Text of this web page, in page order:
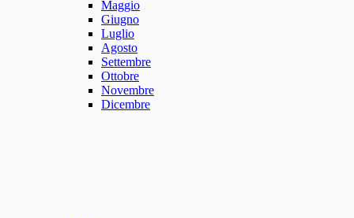
Maggio
Giugno
Luglio
Agosto
Settembre
Ottobre
Novembre
Dicembre